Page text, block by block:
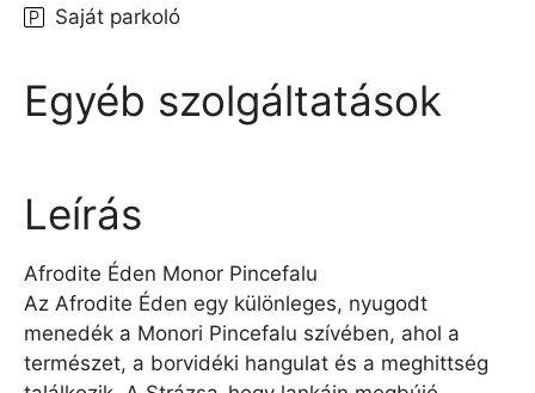
Saját parkoló
Egyéb szolgáltatások
Leírás
Afrodite Éden Monor Pincefalu
Az Afrodite Éden egy különleges, nyugodt
menedék a Monori Pincefalu szívében, ahol a
természet, a borvidéki hangulat és a meghittség